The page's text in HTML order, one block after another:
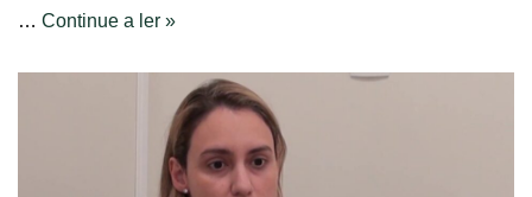
… Continue a ler »